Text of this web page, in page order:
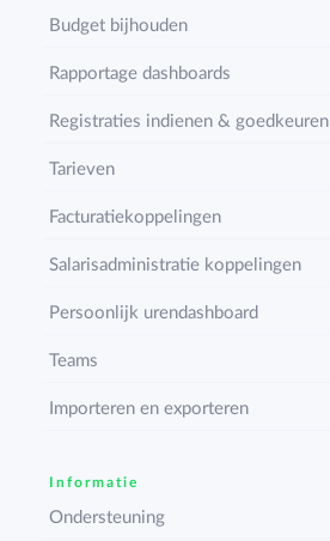
Budget bijhouden
Rapportage dashboards
Registraties indienen & goedkeuren
Tarieven
Facturatiekoppelingen
Salarisadministratie koppelingen
Persoonlijk urendashboard
Teams
Importeren en exporteren
Informatie
Ondersteuning